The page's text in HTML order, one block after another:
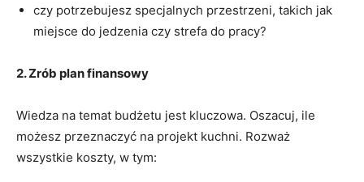
czy potrzebujesz specjalnych przestrzeni, takich jak
miejsce do jedzenia czy strefa do pracy?
2. Zrób plan finansowy
Wiedza​ na temat budżetu jest kluczowa. ⁤Oszacuj, ile
możesz przeznaczyć na projekt kuchni. Rozważ
wszystkie koszty, w tym: